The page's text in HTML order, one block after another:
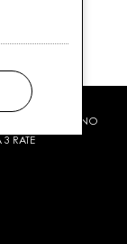
CONTRASSEGNO
RATE